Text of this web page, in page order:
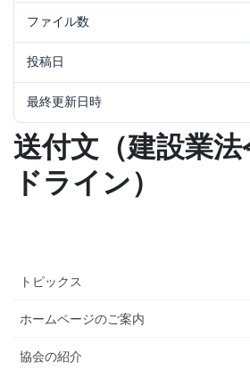
ファイル数
投稿日
最終更新日時
送付文（建設業法
ドライン）
トピックス
ホームページのご案内
協会の紹介